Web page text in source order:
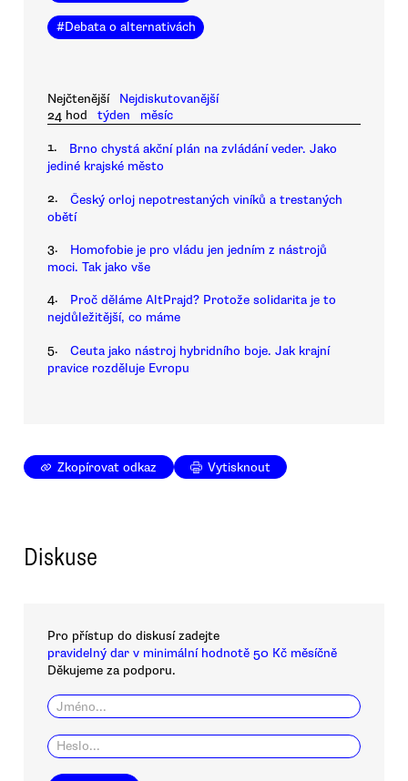
#Debata o alternativách
Nejčtenější
Nejdiskutovanější
24 hod
týden měsíc
1.
Brno chystá akční plán na zvládání veder. Jako
jediné krajské město
2.
Český orloj nepotrestaných viníků a trestaných
obětí
3.
Homofobie je pro vládu jen jedním z nástrojů
moci. Tak jako vše
4.
Proč děláme AltPrajd? Protože solidarita je to
nejdůležitější, co máme
5.
Ceuta jako nástroj hybridního boje. Jak krajní
pravice rozděluje Evropu
Zkopírovat odkaz Vytisknout
Diskuse
Pro přístup do diskusí zadejte
pravidelný dar v minimální hodnotě 50 Kč měsíčně
Děkujeme za podporu.